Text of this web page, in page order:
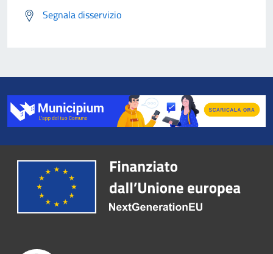
Segnala disservizio